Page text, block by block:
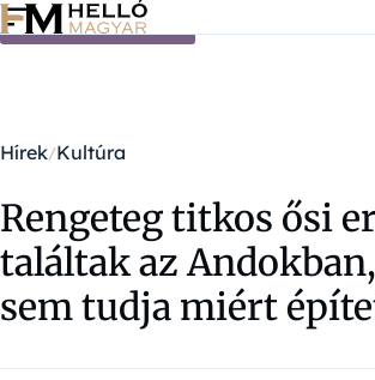
Ugrás a tartalomra
Hírek Kultúra
Rengeteg titkos ősi
találtak az
sem tudja miért